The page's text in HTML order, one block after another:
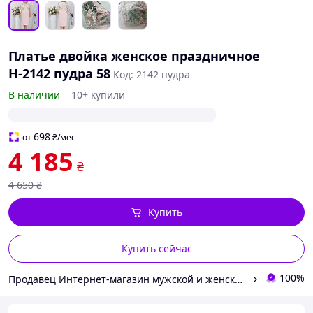
Платье двойка женское праздничное
Н-2142 пудра 58 Код: 2142 пудра
В наличии
10+ купили
от698₴/мес
4 185 ₴
4 650 ₴
Купить сейчас
Купить
Продавец Интернет-магазин мужской и женской одежды "У Русланы" 100%